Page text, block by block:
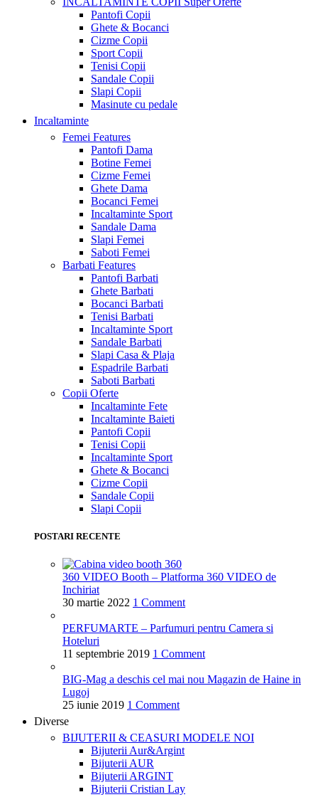
Pantofi Copii
Ghete & Bocanci
Cizme Copii
Sport Copii
Tenisi Copii
Sandale Copii
Slapi Copii
Masinute cu pedale
Incaltaminte
Femei Features
Pantofi Dama
Botine Femei
Cizme Femei
Ghete Dama
Bocanci Femei
Incaltaminte Sport
Sandale Dama
Slapi Femei
Saboti Femei
Barbati Features
Pantofi Barbati
Ghete Barbati
Bocanci Barbati
Tenisi Barbati
Incaltaminte Sport
Sandale Barbati
Slapi Casa & Plaja
Espadrile Barbati
Saboti Barbati
Copii Oferte
Incaltaminte Fete
Incaltaminte Baieti
Pantofi Copii
Tenisi Copii
Incaltaminte Sport
Ghete & Bocanci
Cizme Copii
Sandale Copii
Slapi Copii
POSTARI RECENTE
360 VIDEO Booth – Platforma 360 VIDEO de
Inchiriat
30 martie 2022 1 Comment
PERFUMARTE – Parfumuri pentru Camera si
Hoteluri
11 septembrie 2019 1 Comment
BIG-Mag a deschis cel mai nou Magazin de Haine in
Lugoj
25 iunie 2019 1 Comment
Diverse
BIJUTERII & CEASURI MODELE NOI
Bijuterii Aur&Argint
Bijuterii AUR
Bijuterii ARGINT
Bijuterii Cristian Lay